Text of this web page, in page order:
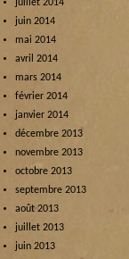
juillet 2014
juin 2014
mai 2014
avril 2014
mars 2014
février 2014
janvier 2014
décembre 2013
novembre 2013
octobre 2013
septembre 2013
août 2013
juillet 2013
juin 2013